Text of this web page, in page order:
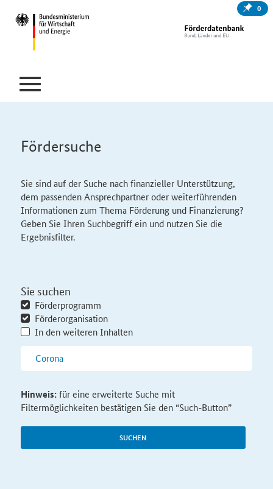
0
Fördersuche
Sie sind auf der Suche nach finanzieller Unterstützung,
dem passenden Ansprechpartner oder weiterführenden
Informationen zum Thema Förderung und Finanzierung?
Geben Sie Ihren Suchbegriff ein und nutzen Sie die
Ergebnisfilter.
Sie suchen
Förderprogramm
Förderorganisation
In den weiteren Inhalten
SUCHEN
Hinweis:für eine erweiterte Suche mit
Filtermöglichkeiten bestätigen Sie den “Such-Button”